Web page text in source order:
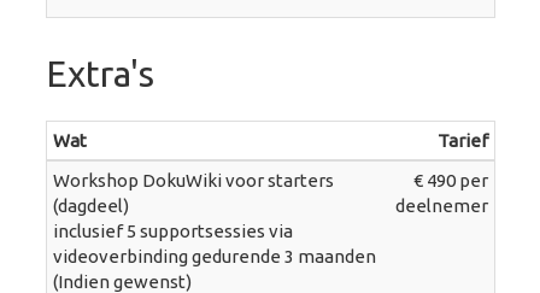
Extra's
Wat
Tarief
Workshop DokuWiki voor starters
(dagdeel)
inclusief 5 supportsessies via
videoverbinding gedurende 3 maanden
(Indien gewenst)
€ 490 per
deelnemer